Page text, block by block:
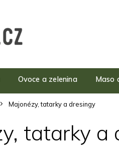
Ovoce a zelenina Maso
Majonézy, tatarky a dresingy
tatarky a